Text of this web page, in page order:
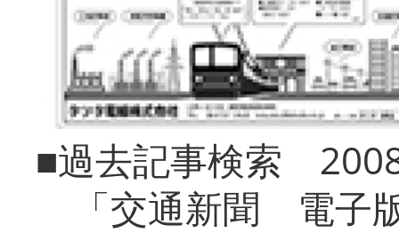
■過去記事検索
「交通新聞 電子